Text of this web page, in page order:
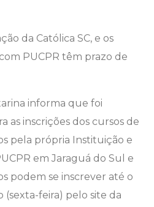
informa que foi
as inscrições dos cursos de
pela própria Instituição e
em Jaraguá do Sul e
podem se inscrever até o
(sexta-feira) pelo site da